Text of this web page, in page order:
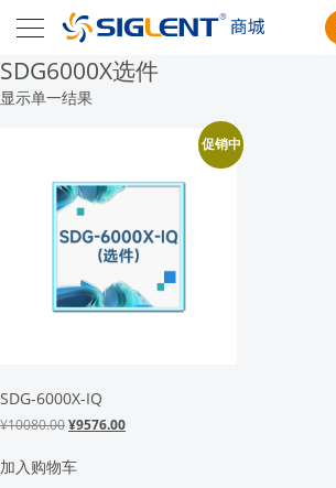
SDG6000X选件
显示单一结果
促销中
SDG-6000X-IQ
¥10080.00原
为：
¥10080.00。
¥9576.00当
加入购物车